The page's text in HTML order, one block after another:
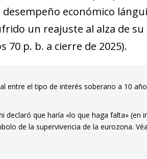
desempeño económico
un reajuste al alza de
70 p. b. a cierre de 2025).
entre el tipo de interés soberano a 10
declaró que haría «lo que haga falta» (en
de la supervivencia de la eurozona.